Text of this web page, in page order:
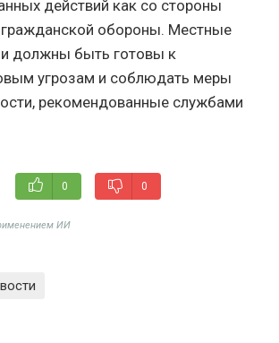
действий как со стороны
гражданской обороны. Местные
должны быть готовы к
угрозам и соблюдать меры
рекомендованные службами
0 0
ИИ